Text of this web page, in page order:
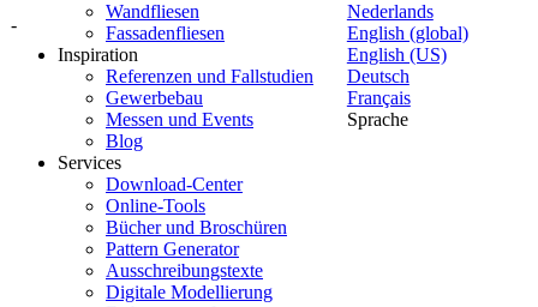
-
Nederlands
English (global)
English (US)
Deutsch
Français
Sprache
Wandfliesen
Fassadenfliesen
Inspiration
Referenzen und Fallstudien
Gewerbebau
Messen und Events
Blog
Services
Download-Center
Online-Tools
Bücher und Broschüren
Pattern Generator
Ausschreibungstexte
Digitale Modellierung